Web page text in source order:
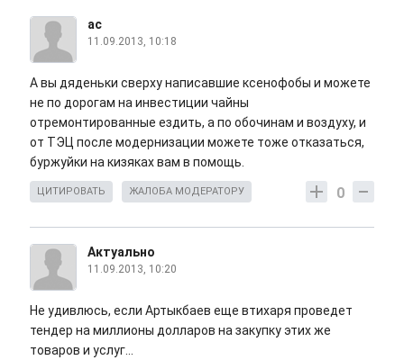
ас
11.09.2013, 10:18
А вы дяденьки сверху написавшие ксенофобы и можете
не по дорогам на инвестиции чайны
отремонтированные ездить, а по обочинам и воздуху, и
от ТЭЦ после модернизации можете тоже отказаться,
буржуйки на кизяках вам в помощь.
0
ЦИТИРОВАТЬ ЖАЛОБА МОДЕРАТОРУ
Актуально
11.09.2013, 10:20
Не удивлюсь, если Артыкбаев еще втихаря проведет
тендер на миллионы долларов на закупку этих же
товаров и услуг...